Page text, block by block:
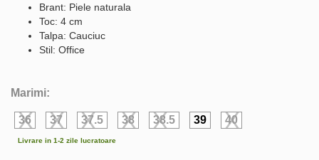
Brant: Piele naturala
Toc: 4 cm
Talpa: Cauciuc
Stil: Office
Marimi:
36 37 37.5 38 38.5 39 40
Livrare in 1-2 zile lucratoare